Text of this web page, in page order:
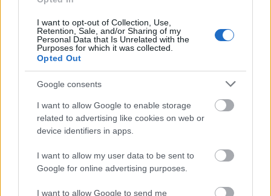
I want to opt-out of Collection, Use,
Retention, Sale, and/or Sharing of my
Personal Data that Is Unrelated with the
Purposes for which it was collected.
Opted Out
Google consents
I want to allow Google to enable storage
related to advertising like cookies on web or
device identifiers in apps.
I want to allow my user data to be sent to
Google for online advertising purposes.
I want to allow Google to send me
Επομένως, αν θέλεις πράγματι να καταπολεμήσεις
το φριζάρισμα των μαλλιών σου, θα πρέπει πρώτα
να επιλέξεις ένα απαλό σαμπουάν και conditioner
για τον καθαρισμό και την φροντίδα των μαλλιών
σου, κι έπειτα να αντικαταστήσεις τη βαμβακερή
πετσέτα με μια πετσέτα μικροϊνών. Ενώ, θα ήταν
ιδιαίτεα ωφέλιμο να αποφεύγεις να αφήνεις τα
μαλλιά σου να στεγνώνουν φυσικά στον «αέρα».